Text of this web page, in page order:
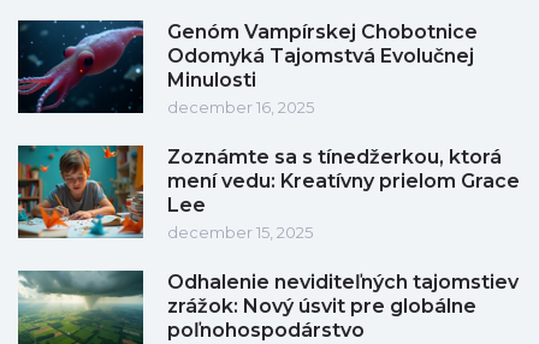
Genóm Vampírskej Chobotnice
Odomyká Tajomstvá Evolučnej
Minulosti
december 16, 2025
Zoznámte sa s tínedžerkou, ktorá
mení vedu: Kreatívny prielom Grace
Lee
december 15, 2025
Odhalenie neviditeľných tajomstiev
zrážok: Nový úsvit pre globálne
poľnohospodárstvo